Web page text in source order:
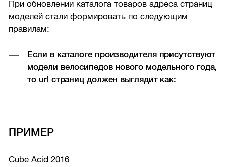
При обновлении каталога товаров адреса страниц
моделей стали формировать по следующим
правилам:
Если в каталоге производителя присутствуют
модели велосипедов нового модельного года,
то url страниц должен выглядит как:
ПРИМЕР
Cube Acid 2016